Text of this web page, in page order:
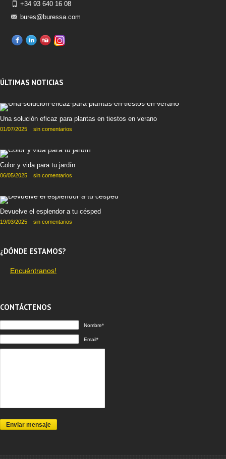
+34 93 640 16 08
bures@buressa.com
ÚLTIMAS NOTICIAS
Una solución eficaz para plantas en tiestos en verano
01/07/2025 sin comentarios
Color y vida para tu jardín
06/05/2025 sin comentarios
Devuelve el esplendor a tu césped
19/03/2025 sin comentarios
¿DÓNDE ESTAMOS?
Encuéntranos!
CONTÁCTENOS
Nombre*
Email*
Enviar mensaje